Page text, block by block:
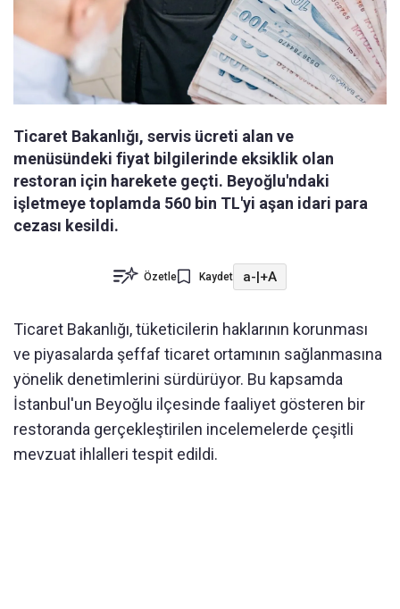
Ticaret Bakanlığı, servis ücreti alan ve
menüsündeki fiyat bilgilerinde eksiklik olan
restoran için harekete geçti. Beyoğlu'ndaki
işletmeye toplamda 560 bin TL'yi aşan idari para
cezası kesildi.
Özetle Kaydet a-|+A
Ticaret Bakanlığı, tüketicilerin haklarının korunması
ve piyasalarda şeffaf ticaret ortamının sağlanmasına
yönelik denetimlerini sürdürüyor. Bu kapsamda
İstanbul'un Beyoğlu ilçesinde faaliyet gösteren bir
restoranda gerçekleştirilen incelemelerde çeşitli
mevzuat ihlalleri tespit edildi.